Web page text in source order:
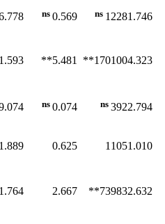
12281.746
0.569
1701004.323**
5.481**
3922.794
0.074
11051.010
0.625
739832.632**
2.667